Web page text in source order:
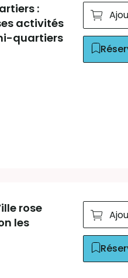
:
activités
quartiers
rose
les